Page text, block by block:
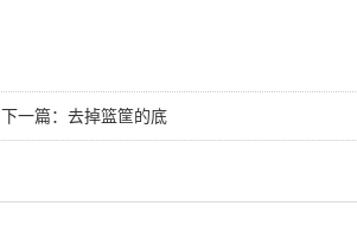
下一篇：去掉篮筐的底